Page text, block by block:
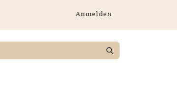
Anmelden